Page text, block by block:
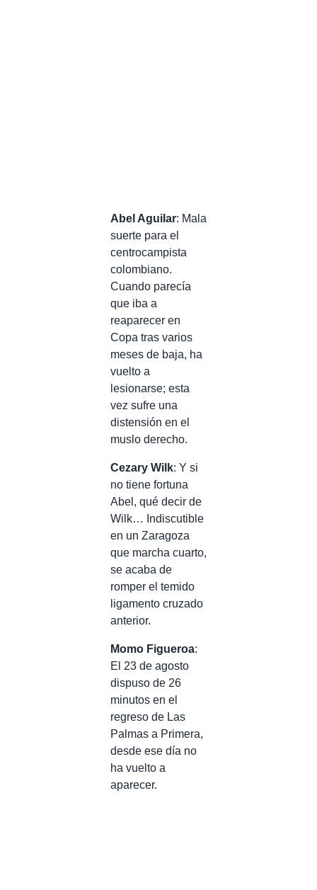
Abel Aguilar: Mala
suerte para el
centrocampista
colombiano.
Cuando parecía
que iba a
reaparecer en
Copa tras varios
meses de baja, ha
vuelto a
lesionarse; esta
vez sufre una
distensión en el
muslo derecho.
Cezary Wilk: Y si
no tiene fortuna
Abel, qué decir de
Wilk… Indiscutible
en un Zaragoza
que marcha cuarto,
se acaba de
romper el temido
ligamento cruzado
anterior.
Momo Figueroa:
El 23 de agosto
dispuso de 26
minutos en el
regreso de Las
Palmas a Primera,
desde ese día no
ha vuelto a
aparecer.